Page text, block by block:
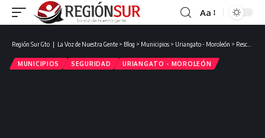
Aa
Región Sur Gto ❘ La Voz de Nuestra Gente > Blog > Municipios > Uriangato - Moroleón > Rescatan a niño secuestrado en Uriangato; su propio padre fue detenido como presunto responsable.
MUNICIPIOS SEGURIDAD URIANGATO - MOROLEÓN